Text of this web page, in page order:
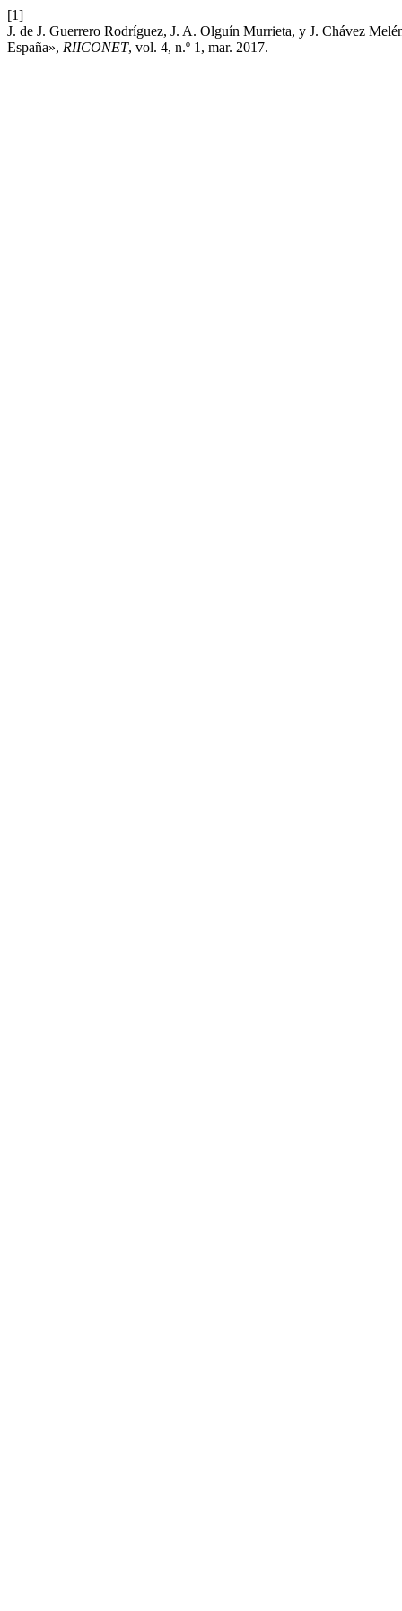
[1]
J. de J. Guerrero Rodríguez, J. A. Olguín Murrieta, y J. Chávez
España», RIICONET, vol. 4, n.º 1, mar. 2017.